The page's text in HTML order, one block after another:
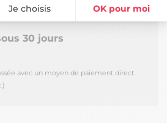
Je choisis OK pour moi
: Personnalisez vos
d'adapter et de gérer vos
30 jours
avec un moyen de paiement direct